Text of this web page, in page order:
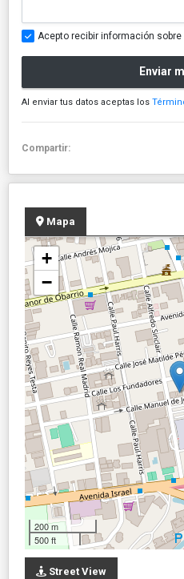
Acepto recibir información
Enviar
Al enviar tus datos aceptas los
Compartir:
Mapa
+
−
200 m
500 ft
Street View